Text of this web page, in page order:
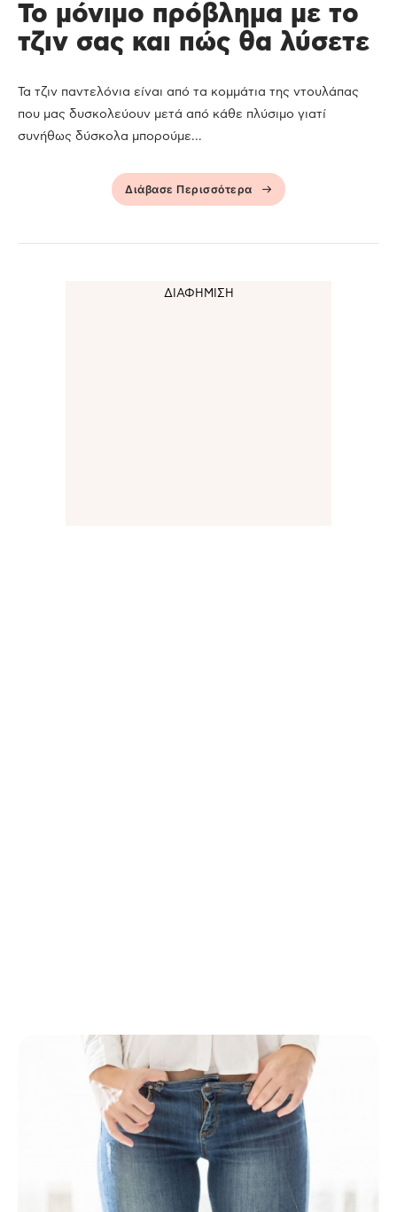
Το μόνιμο πρόβλημα με το
τζιν σας και πώς θα λύσετε
Τα τζιν παντελόνια είναι από τα κομμάτια της ντουλάπας
που μας δυσκολεύουν μετά από κάθε πλύσιμο γιατί
συνήθως δύσκολα μπορούμε...
Διάβασε Περισσότερα